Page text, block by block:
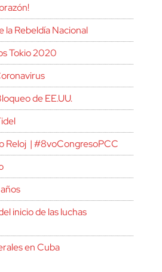
la Rebeldía Nacional
Tokio 2020
de EE.UU.
Reloj | #8voCongresoPCC
inicio de las luchas
en Cuba